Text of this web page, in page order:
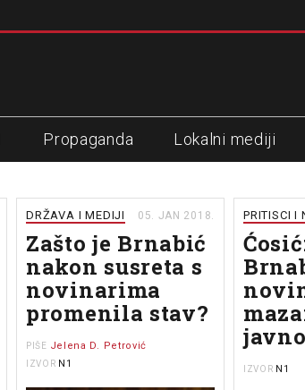
Propaganda Lokalni mediji
DRŽAVA I MEDIJI 05. JAN 2018.
Zašto je Brnabić
nakon susreta s
novinarima
promenila stav?
PIŠE Jelena D. Petrović
IZVOR N1
PRITISCI I
IZVOR N1